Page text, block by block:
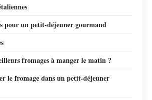
pour un petit-déjeuner gourmand
fromages à manger le matin ?
le fromage dans un petit-déjeuner